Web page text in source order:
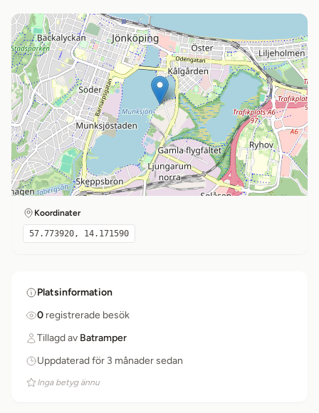
Koordinater
57.773920, 14.171590
Platsinformation
0 registrerade besök
Tillagd av Batramper
Uppdaterad för 3 månader sedan
Inga betyg ännu